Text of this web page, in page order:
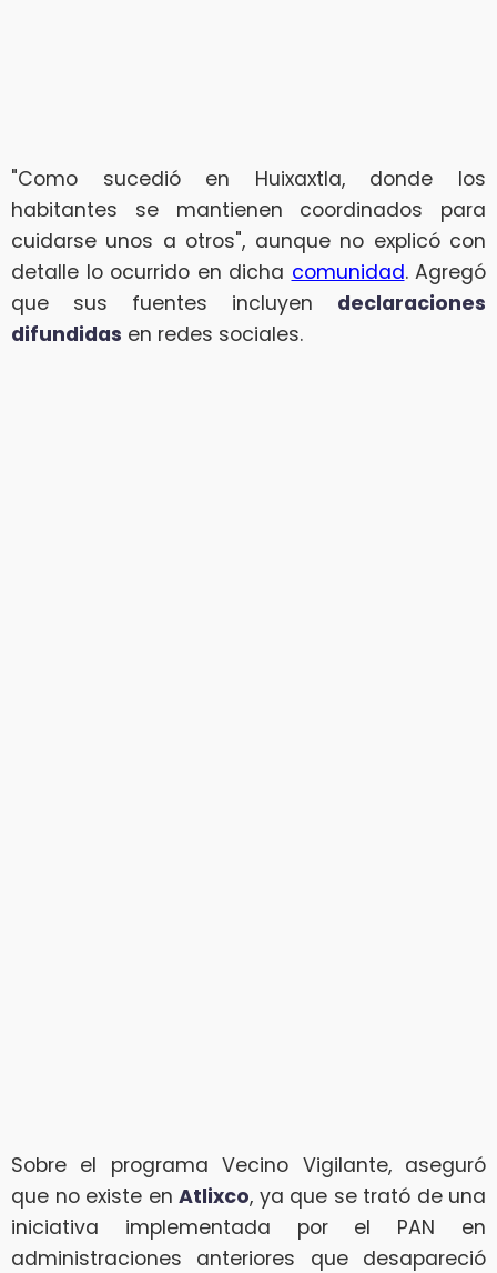
"Como sucedió en Huixaxtla, donde los
habitantes se mantienen coordinados para
cuidarse unos a otros", aunque no explicó con
detalle lo ocurrido en dicha comunidad. Agregó
que sus fuentes incluyen declaraciones
difundidas en redes sociales.
Sobre el programa Vecino Vigilante, aseguró
que no existe en Atlixco, ya que se trató de una
iniciativa implementada por el PAN en
administraciones anteriores que desapareció